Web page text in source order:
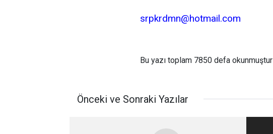
srpkrdmn@hotmail.com
Bu yazı toplam 7850 defa okunmuştur
Önceki ve Sonraki Yazılar